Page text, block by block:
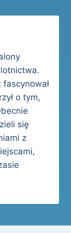
fascynował
o tym,
się
z